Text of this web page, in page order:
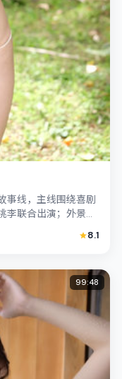
事线，主线围绕喜剧
李联合出演；外景与
8.1
99:48